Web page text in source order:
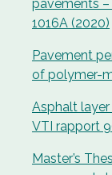
pavements
1016A (2020)
Pavement
of polymer-
Asphalt
VTI rapport
Master’s